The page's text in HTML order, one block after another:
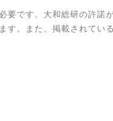
です。大和総研の許諾
す。また、掲載されてい